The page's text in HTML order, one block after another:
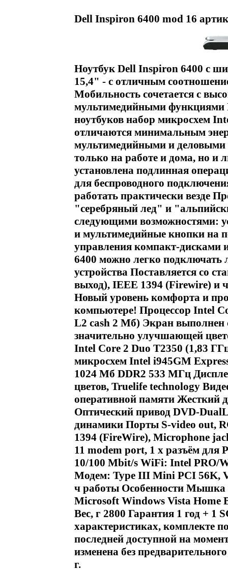
Dell Inspiron 6400 mod 16
Ноутбук Dell Inspiron 6400 с
15,4" - с отличным
Мобильность сочетается с
мультимедийными функциями
ноутбуков набор микросхем
отличаются минимальным
мультимедийными и
только на работе и дома, но и
установлена подлинная
для беспроводного
работать практически везде
"серебряный лед" и
следующими возможностями:
и мультимедийные кнопки на
управления компакт-
6400 можно легко
устройства Поставляется со
выход), IEEE 1394 (Firewire) и
Новый уровень комфорта и
компьютере! Процессор Intel
L2 cash 2 Мб) Экран выполнен
значительно улучшающей
Intel Core 2 Duo T2350 (1,83
микросхем Intel i945GM
1024 Мб DDR2 533 МГц
цветов, Truelife technology
оперативной памяти Жесткий
Оптический привод DVD-
динамики Порты S-video out,
1394 (FireWire), Microphone
11 modem port, 1 x разъём для
10/100 Mbit/s WiFi: Intel PRO/
Модем: Type III Mini PCI 56K,
ч работы Особенности Мышка
Microsoft Windows Vista Home
Вес, г 2800 Гарантия 1 год + 1
характеристиках, комплекте
последней доступной на
изменена без
г.